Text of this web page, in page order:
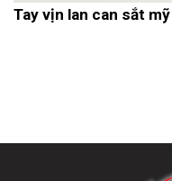
Tay vịn lan can sắt